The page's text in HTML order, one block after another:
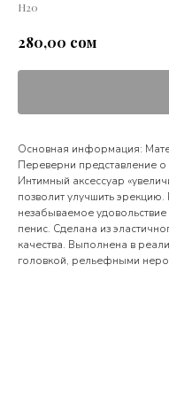
Н20
280,00 сом
Основная информация:
Переверни представление о
Интимный аксессуар
позволит улучшить
незабываемое
пенис. Сделана из
качества. Выполнена в
головкой, рельефными